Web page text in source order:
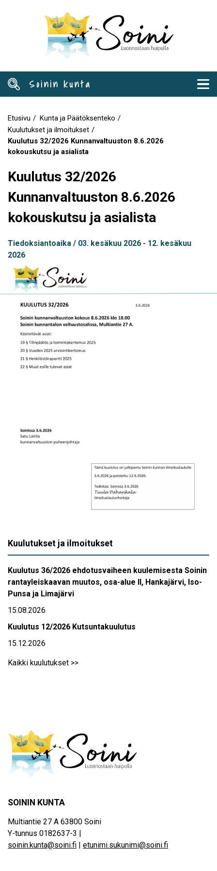
Soinin kunta
Murupolku
Etusivu
Kunta ja Päätöksenteko
Kuulutukset ja ilmoitukset
Kuulutus 32/2026 Kunnanvaltuuston 8.6.2026
kokouskutsu ja asialista
Kuulutus 32/2026
Kunnanvaltuuston 8.6.2026
kokouskutsu ja asialista
Tiedoksiantoaika 03. kesäkuu 2026
12. kesäkuu
2026
Kuulutukset ja ilmoitukset
Kuulutus 36/2026 ehdotusvaiheen kuulemisesta Soinin
rantayleiskaavan muutos, osa-alue II, Hankajärvi, Iso-
Punsa ja Limajärvi
15.08.2026
Kuulutus 12/2026 Kutsuntakuulutus
15.12.2026
Kaikki kuulutukset >>
SOININ KUNTA
Multiantie 27 A 63800 Soini
Y-tunnus 0182637-3 |
soinin.kunta@soini.fi | etunimi.sukunimi@soini.fi